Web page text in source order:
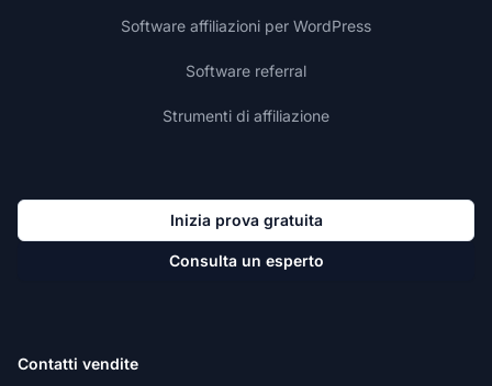
Software affiliazioni per WordPress
Software referral
Strumenti di affiliazione
Inizia prova gratuita
Consulta un esperto
Contatti vendite